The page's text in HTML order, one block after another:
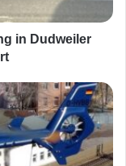
in Dudweiler